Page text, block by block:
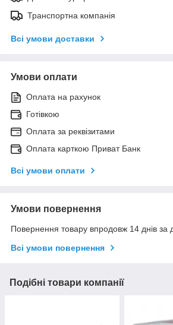
Транспортна компанія
Всі умови доставки
Умови оплати
Оплата на рахунок
Готівкою
Оплата за реквізитами
Оплата карткою Приват Банк
Всі умови оплати
Умови повернення
Повернення товару впродовж 14 днів за
Всі умови повернення
Подібні товари компанії